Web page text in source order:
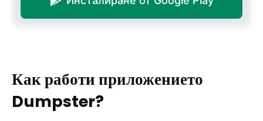
Как работи приложението
Dumpster?